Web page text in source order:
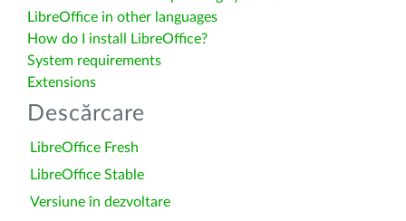
LibreOffice in other languages
How do I install LibreOffice?
System requirements
Extensions
Descărcare
LibreOffice Fresh
LibreOffice Stable
Versiune în dezvoltare